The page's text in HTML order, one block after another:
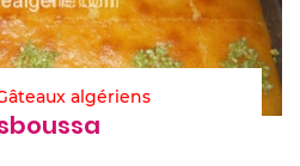
algériens